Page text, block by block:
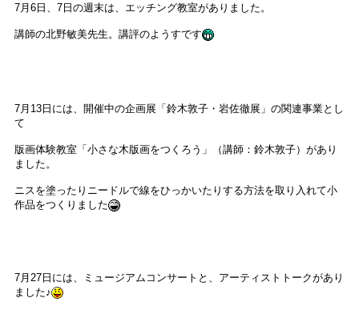
7月6日、7日の週末は、エッチング教室がありました。
講師の北野敏美先生。講評のようすです
7月13日には、開催中の企画展「鈴木敦子・岩佐徹展」の関連事業とし
て
版画体験教室「小さな木版画をつくろう」（講師：鈴木敦子）があり
ました。
ニスを塗ったりニードルで線をひっかいたりする方法を取り入れて小
作品をつくりました
7月27日には、ミュージアムコンサートと、アーティストトークがあり
ました♪